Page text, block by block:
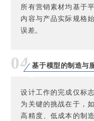
所有营销素材均基于
内容与产品实际规格
误差。
04 基于模型的制造与
设计工作的完成仅标
为关键的挑战在于，
高精度、低成本的制